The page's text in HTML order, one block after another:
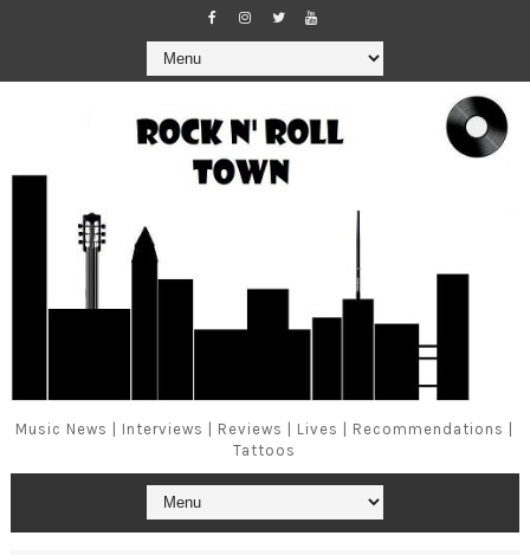
Music News | Interviews | Reviews | Lives | Recommendations |
Tattoos